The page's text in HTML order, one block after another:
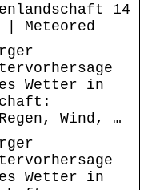
14
| Meteored
Wetter in
Wind, …
Wetter in